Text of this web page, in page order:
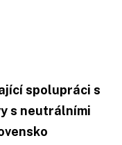
spolupráci s
s neutrálními